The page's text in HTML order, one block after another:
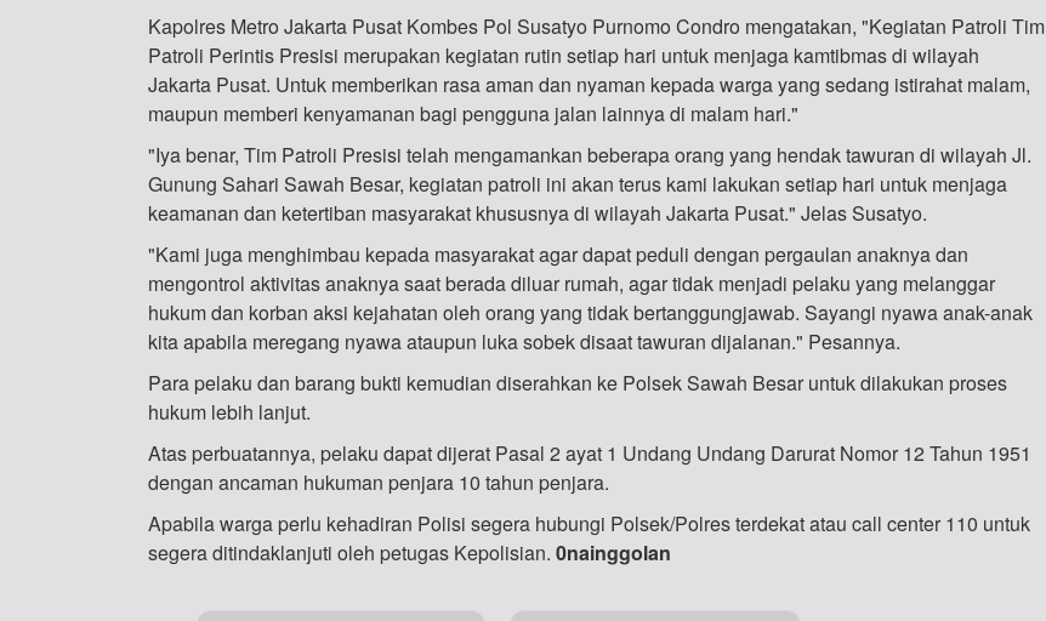
Kapolres Metro Jakarta Pusat Kombes Pol Susatyo Purnomo Condro mengatakan, "Kegiatan Patroli Tim
Patroli Perintis Presisi merupakan kegiatan rutin setiap hari untuk menjaga kamtibmas di wilayah
Jakarta Pusat. Untuk memberikan rasa aman dan nyaman kepada warga yang sedang istirahat malam,
maupun memberi kenyamanan bagi pengguna jalan lainnya di malam hari."
"Iya benar, Tim Patroli Presisi telah mengamankan beberapa orang yang hendak tawuran di wilayah Jl.
Gunung Sahari Sawah Besar, kegiatan patroli ini akan terus kami lakukan setiap hari untuk menjaga
keamanan dan ketertiban masyarakat khususnya di wilayah Jakarta Pusat." Jelas Susatyo.
"Kami juga menghimbau kepada masyarakat agar dapat peduli dengan pergaulan anaknya dan
mengontrol aktivitas anaknya saat berada diluar rumah, agar tidak menjadi pelaku yang melanggar
hukum dan korban aksi kejahatan oleh orang yang tidak bertanggungjawab. Sayangi nyawa anak-anak
kita apabila meregang nyawa ataupun luka sobek disaat tawuran dijalanan." Pesannya.
Para pelaku dan barang bukti kemudian diserahkan ke Polsek Sawah Besar untuk dilakukan proses
hukum lebih lanjut.
Atas perbuatannya, pelaku dapat dijerat Pasal 2 ayat 1 Undang Undang Darurat Nomor 12 Tahun 1951
dengan ancaman hukuman penjara 10 tahun penjara.
Apabila warga perlu kehadiran Polisi segera hubungi Polsek/Polres terdekat atau call center 110 untuk
segera ditindaklanjuti oleh petugas Kepolisian. 0nainggolan